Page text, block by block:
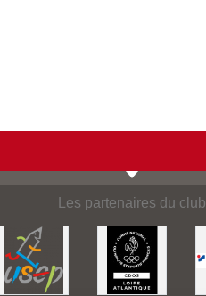
Les partenaires du club